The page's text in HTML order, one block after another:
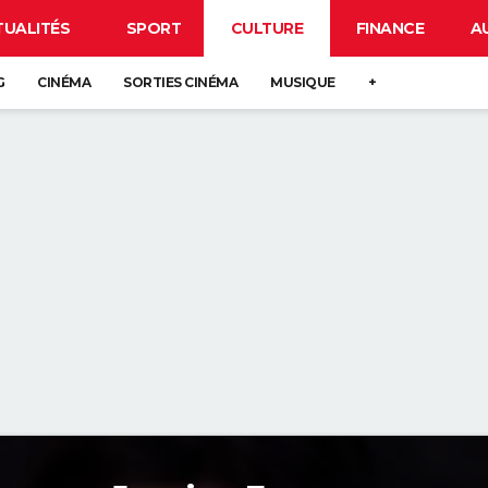
SPORT CULTURE FINANCE
CINÉMA SORTIES CINÉMA MUSIQUE +